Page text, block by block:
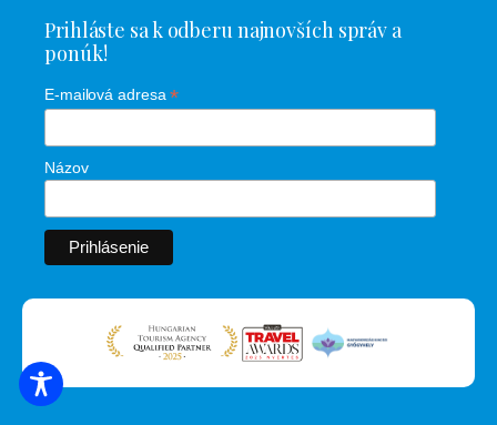
VYHĽADÁVANIE UBYTOVANIA
Prihláste sa k odberu najnovších správ a
ponúk!
E-mailová adresa*
Názov